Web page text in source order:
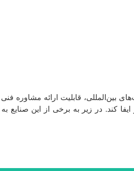
قابلیت ارائه مشاوره
کند. در زیر به برخی از این صنایع